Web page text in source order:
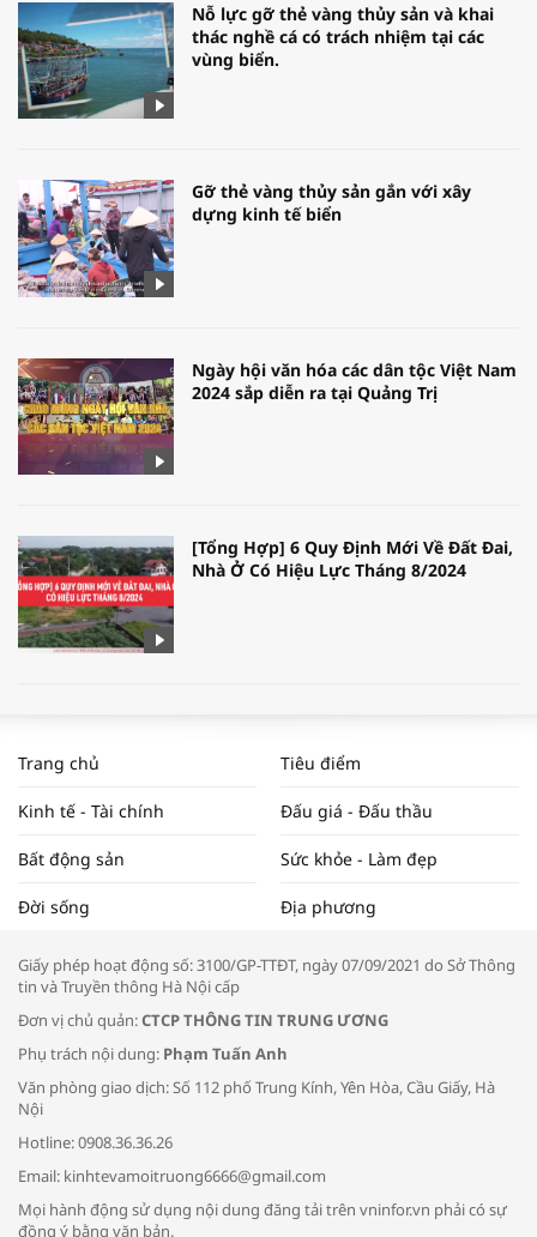
Nỗ lực gỡ thẻ vàng thủy sản và khai
thác nghề cá có trách nhiệm tại các
vùng biển.
Gỡ thẻ vàng thủy sản gắn với xây
dựng kinh tế biển
Ngày hội văn hóa các dân tộc Việt Nam
2024 sắp diễn ra tại Quảng Trị
[Tổng Hợp] 6 Quy Định Mới Về Đất Đai,
Nhà Ở Có Hiệu Lực Tháng 8/2024
NAM NĂM 2024 VÀ NĂM 2025 | NHỊP
ĐẬP THỊ TRƯỜNG #62
Tọa đàm “Xúc tiến thương mại: Khơi
Bác sĩ tư vấn cách phòng tránh bệnh
đường hô hấp trong thời tiết giao mùa
Trang chủ Tiêu điểm
Kinh tế - Tài chính Đấu giá - Đấu thầu
Bất động sản Sức khỏe - Làm đẹp
Đời sống Địa phương
Giấy phép hoạt động số: 3100/GP-TTĐT, ngày 07/09/2021 do Sở Thông
tin và Truyền thông Hà Nội cấp
Đơn vị chủ quản:CTCP THÔNG TIN TRUNG ƯƠNG
Phụ trách nội dung: Phạm Tuấn Anh
Văn phòng giao dịch: Số 112 phố Trung Kính, Yên Hòa, Cầu Giấy, Hà
Nội
Hotline: 0908.36.36.26
Email: kinhtevamoitruong6666@gmail.com
Mọi hành động sử dụng nội dung đăng tải trên vninfor.vn phải có sự
đồng ý bằng văn bản.